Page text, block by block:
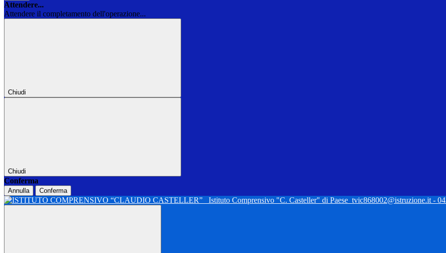
Attendere...
Attendere il completamento dell'operazione...
Chiudi
Chiudi
Conferma
Annulla Conferma
Istituto Comprensivo "C. Casteller" di Paese tvic868002@istruzione.it -